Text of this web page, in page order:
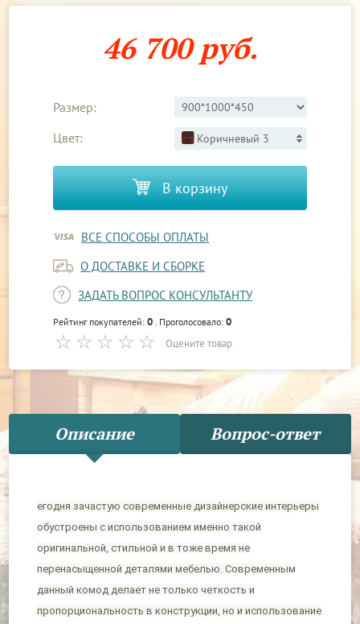
46 700 руб.
Размер:
Цвет:
Коричневый 3
В корзину
ВСЕ СПОСОБЫ ОПЛАТЫ
О ДОСТАВКЕ И СБОРКЕ
ЗАДАТЬ ВОПРОС КОНСУЛЬТАНТУ
Рейтинг покупателей:0 . Проголосовало:0
Оцените товар
Описание Вопрос-ответ
егодня зачастую современные дизайнерские интерьеры
обустроены с использованием именно такой
оригинальной, стильной и в тоже время не
перенасыщенной деталями мебелью. Современным
данный комод делает не только четкость и
пропорциональность в конструкции, но и использование